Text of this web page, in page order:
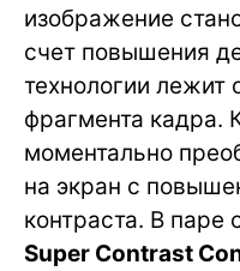
изображение
счет повышения
технологии лежит
фрагмента кадра.
моментально
на экран с
контраста. В паре
Super Contrast